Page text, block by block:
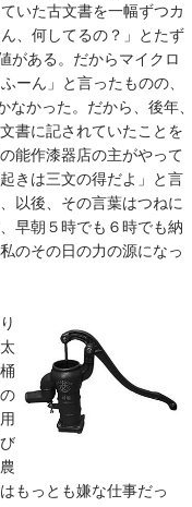
いた古文書を一幅ずつカ
、何してるの？」とたず
がある。だからマイクロ
ーん」と言ったものの、
かった。 だから、後年、
書に記されていたことを
能作漆器店の主がやって
きは三文の得だよ」と言
以後、その言葉はつねに
早朝５時でも６時でも納
のその日の力の源になっ
もっとも嫌な仕事だっ